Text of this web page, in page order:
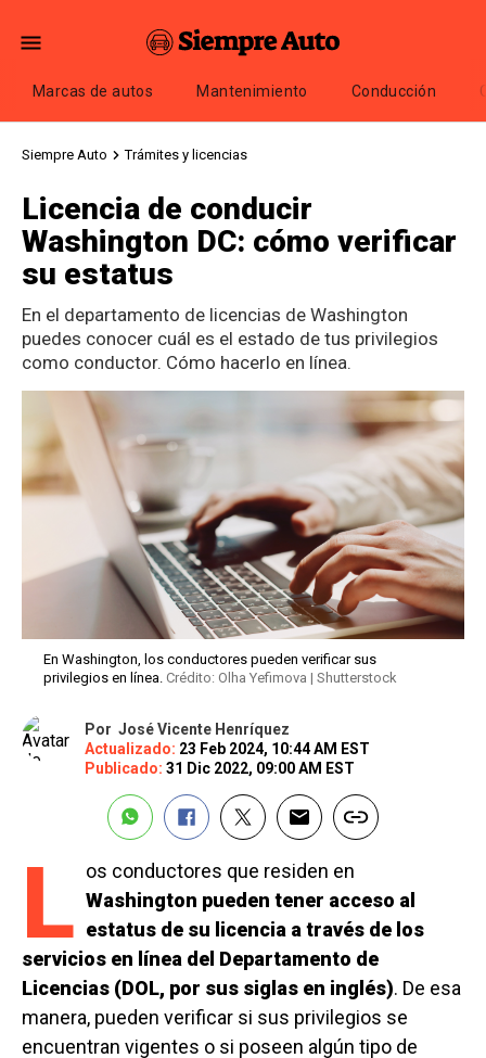
Marcas de autos Mantenimiento Conducción
Siempre Auto Trámites y licencias
Licencia de conducir
Washington DC: cómo verificar
su estatus
En el departamento de licencias de Washington
puedes conocer cuál es el estado de tus privilegios
como conductor. Cómo hacerlo en línea.
En Washington, los conductores pueden verificar sus
privilegios en línea. Crédito: Olha Yefimova | Shutterstock
Por José Vicente Henríquez
Actualizado: 23 Feb 2024, 10:44 AM EST
Publicado: 31 Dic 2022, 09:00 AM EST
L os conductores que residen en
Washington pueden tener acceso al
estatus de su licencia a través de los
servicios en línea del Departamento de
Licencias (DOL, por sus siglas en inglés). De esa
manera, pueden verificar si sus privilegios se
encuentran vigentes o si poseen algún tipo de